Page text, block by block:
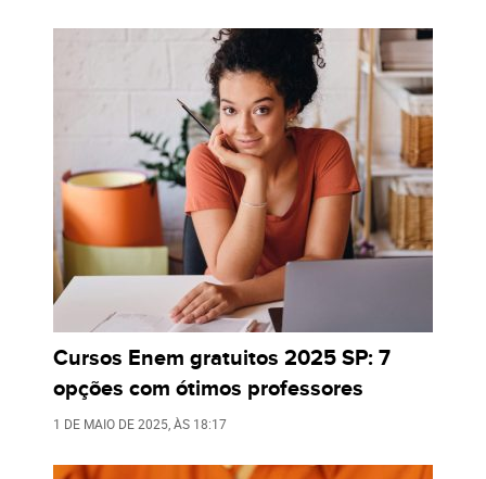
Cursos Enem gratuitos 2025 SP: 7
opções com ótimos professores
1 DE MAIO DE 2025 , ÀS 18:17